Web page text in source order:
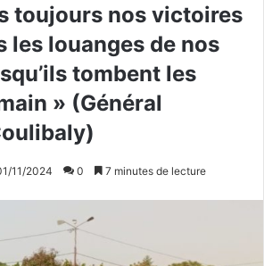
toujours nos victoires
les louanges de nos
tombent les
» (Général
11/2024 0 7 minutes de lecture